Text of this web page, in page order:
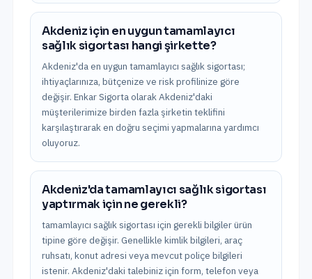
Akdeniz için en uygun tamamlayıcı
sağlık sigortası hangi şirkette?
Akdeniz'da en uygun tamamlayıcı sağlık sigortası;
ihtiyaçlarınıza, bütçenize ve risk profilinize göre
değişir. Enkar Sigorta olarak Akdeniz'daki
müşterilerimize birden fazla şirketin teklifini
karşılaştırarak en doğru seçimi yapmalarına yardımcı
oluyoruz.
Akdeniz'da tamamlayıcı sağlık sigortası
yaptırmak için ne gerekli?
tamamlayıcı sağlık sigortası için gerekli bilgiler ürün
tipine göre değişir. Genellikle kimlik bilgileri, araç
ruhsatı, konut adresi veya mevcut poliçe bilgileri
istenir. Akdeniz'daki talebiniz için form, telefon veya